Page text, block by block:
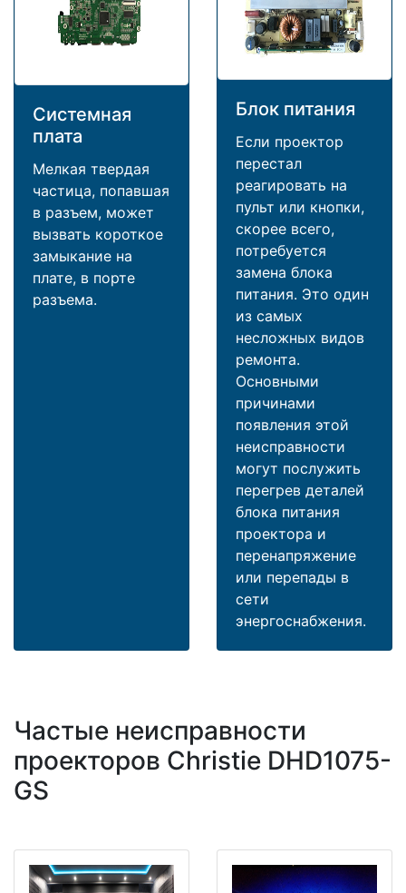
Системная
плата
Мелкая твердая
частица, попавшая
в разъем, может
вызвать короткое
замыкание на
плате, в порте
разъема.
Блок питания
Если проектор
перестал
реагировать на
пульт или кнопки,
скорее всего,
потребуется
замена блока
питания. Это один
из самых
несложных видов
ремонта.
Основными
причинами
появления этой
неисправности
могут послужить
перегрев деталей
блока питания
проектора и
перенапряжение
или перепады в
сети
энергоснабжения.
Частые неисправности
проекторов Christie DHD1075-
GS